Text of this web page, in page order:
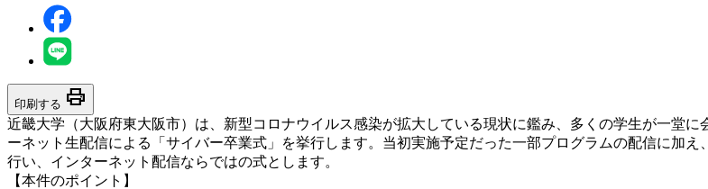
印刷する print
近畿大学（大阪府東大阪市）は、新型コロナウイルス感染が拡大している現状に鑑み、多くの学生が一堂
ーネット生配信による「サイバー卒業式」を挙行します。当初実施予定だった一部プログラムの配信に加
行い、インターネット配信ならではの式とします。
【本件のポイント】